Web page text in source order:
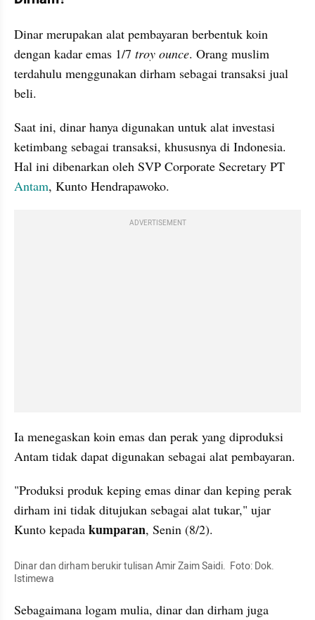
Dinar merupakan alat pembayaran berbentuk koin
dengan kadar emas 1/7 troy ounce. Orang muslim
terdahulu menggunakan dirham sebagai transaksi jual
beli.
Saat ini, dinar hanya digunakan untuk alat investasi
ketimbang sebagai transaksi, khususnya di Indonesia.
Antam, Kunto Hendrapawoko.
ADVERTISEMENT
Ia menegaskan koin emas dan perak yang diproduksi
Antam tidak dapat digunakan sebagai alat pembayaran.
"Produksi produk keping emas dinar dan keping perak
dirham ini tidak ditujukan sebagai alat tukar," ujar
Kunto kepada kumparan, Senin (8/2).
Dinar dan dirham berukir tulisan Amir Zaim Saidi.  Foto: Dok.
Istimewa
Sebagaimana logam mulia, dinar dan dirham juga